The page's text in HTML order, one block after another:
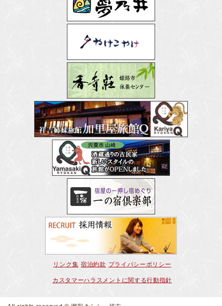
リンク集 宿泊約款 プライバシーポリシー
カスタマーハラスメントに関する行動指針